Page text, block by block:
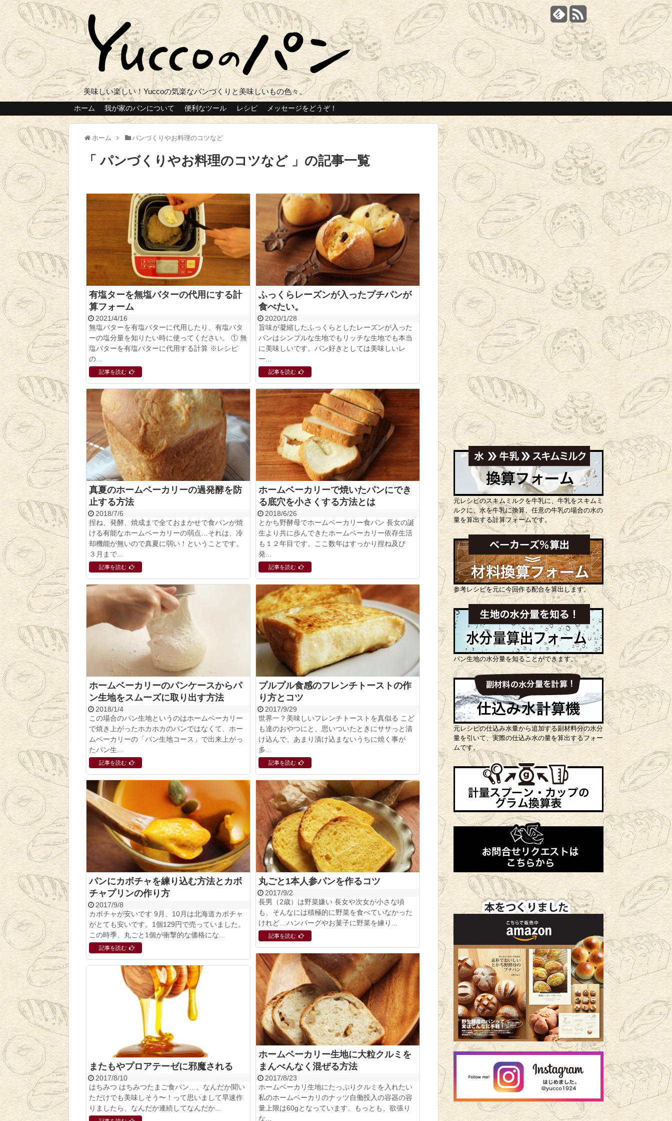
美味しい楽しい！Yuccoの気楽なパンづくりと美味しいもの色々。
ホーム 我が家のパンについて 便利なツール レシピ メッセージをどうぞ！
ホーム パンづくりやお料理のコツなど
パンづくりやお料理のコツなど の記事一覧
有塩ターを無塩バターの代用にする計
算フォーム
2021/4/16
無塩バターを有塩バターに代用したり、有塩バタ
ーの塩分量を知りたい時に使ってください。 ① 無
塩バターを有塩バターに代用する計算 ※レシピ
の...
記事を読む
ふっくらレーズンが入ったプチパンが
食べたい。
2020/1/28
旨味が凝縮したふっくらとしたレーズンが入った
パンはシンプルな生地でもリッチな生地でも本当
に美味しいです。パン好きとしては美味しいレ
ー...
記事を読む
真夏のホームベーカリーの過発酵を防
止する方法
2018/7/6
捏ね、発酵、焼成まで全ておまかせで食パンが焼
ける有能なホームベーカリーの弱点…それは、冷
却機能が無いので真夏に弱い！ということです。
３月まで...
記事を読む
ホームベーカリーで焼いたパンにでき
る底穴を小さくする方法とは
2018/6/26
とかち野酵母でホームベーカリー食パン 長女の誕
生より共に歩んできたホームベーカリー依存生活
も１２年目です。ここ数年はすっかり捏ね及び
発...
記事を読む
ホームベーカリーのパンケースからパ
ン生地をスムーズに取り出す方法
2018/1/4
この場合のパン生地というのはホームベーカリー
で焼き上がったホカホカのパンではなくて、ホー
ムベーカリーの「パン生地コース」で出来上がっ
たパン生...
記事を読む
プルプル食感のフレンチトーストの作
り方とコツ
2017/9/29
世界一？美味しいフレンチトーストを真似る こど
も達のおやつにと、思いついたときにササっと漬
け込んで、あまり漬け込まないうちに焼く事が
多...
記事を読む
パンにカボチャを練り込む方法とカボ
チャプリンの作り方
2017/9/8
カボチャが安いです 9月、10月は北海道カボチャ
がとても安いです。1個129円で売っていました。
この時季、丸ごと1個が衝撃的な価格にな...
記事を読む
丸ごと1本人参パンを作るコツ
2017/9/2
長男（2歳）は野菜嫌い 長女や次女が小さな頃
も、そんなには積極的に野菜を食べていなかった
けれど…ハンバーグやお菓子に野菜を練り...
記事を読む
ホームベーカリー生地に大粒クルミを
まんべんなく混ぜる方法
2017/8/23
ホームベーカリ生地にたっぷりクルミを入れたい
私のホームベーカリのナッツ自働投入の容器の容
量上限は60gとなっています。もっとも、欲張り
な...
またもやプロアテーゼに邪魔される
2017/8/10
はちみつ はちみつたまご食パン…。なんだか聞い
ただけでも美味しそう〜！って思いまして早速作
りましたら、なんだか連続してなんだか...
元レシピのスキムミルクを牛乳に、牛乳をスキムミ
ルクに、水を牛乳に換算、任意の牛乳の場合の水の
量を算出する計算フォームです。
参考レシピを元に今回作る配合を算出します。
パン生地の水分量を知ることができます。
元レシピの仕込み水量から追加する副材料分の水分
量を引いて、実際の仕込み水の量を算出するフォー
ムです。